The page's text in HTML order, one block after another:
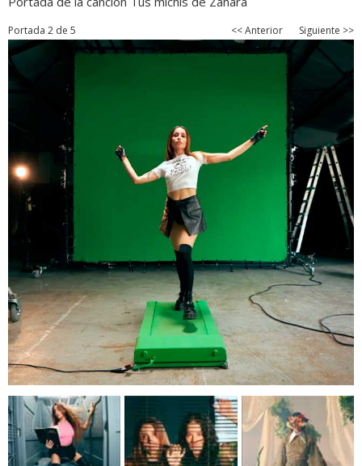
Portada 2 de 5 << Anterior Siguiente >>